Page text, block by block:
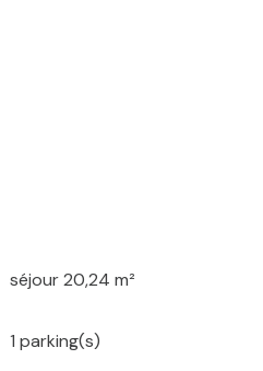
séjour 20,24 m²
1 parking(s)